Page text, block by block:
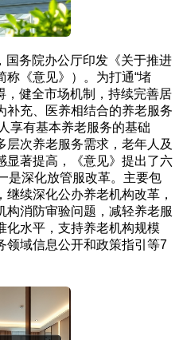
国务院办公厅印发《关于推进
称《意见》）。为打通“堵
，健全市场机制，持续完善居
补充、医养相结合的养老服务
享有基本养老服务的基础
层次养老服务需求，老年人及
显著提高，《意见》提出了六
是深化放管服改革。主要包
续深化公办养老机构改革，
构消防审验问题，减轻养老服
化水平，支持养老机构规模
领域信息公开和政策指引等7